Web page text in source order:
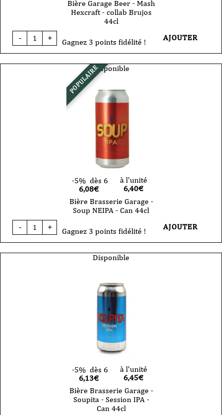
Bière Garage Beer - Mash
Hexcraft - collab Brujos
44cl
-
quantité
de
Beer
+ Gagnez 3 points fidélité ! AJOUTER
POPULAIREDisponible
-5% dès 6
6,08€
à l'unité
6,40€
Bière Brasserie Garage -
Soup NEIPA - Can 44cl
-
quantité
de
Garage
+ Gagnez 3 points fidélité ! AJOUTER
Disponible
-5% dès 6
6,13€
à l'unité
6,45€
Bière Brasserie Garage -
Soupita - Session IPA -
Can 44cl